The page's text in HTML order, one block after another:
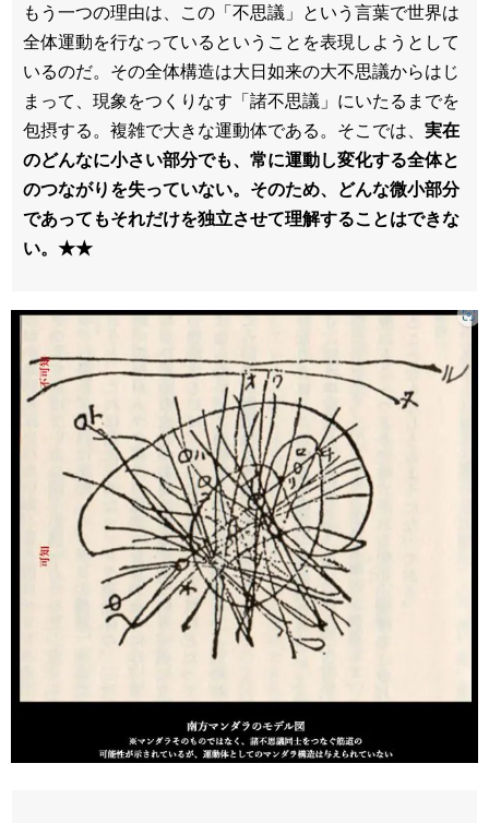
もう一つの理由は、この「不思議」という言葉で世界は
全体運動を行なっているということを表現しようとして
いるのだ。その全体構造は大日如来の大不思議からはじ
まって、現象をつくりなす「諸不思議」にいたるまでを
包摂する。複雑で大きな運動体である。そこでは、 実在
のどんなに小さい部分でも、常に運動し変化する全体と
のつながりを失っていない。そのため、どんな微小部分
であってもそれだけを独立させて理解することはできな
い。★★